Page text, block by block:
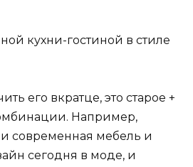
кухни-гостиной в стиле
его вкратце, это старое +
Например,
современная мебель и
сегодня в моде, и